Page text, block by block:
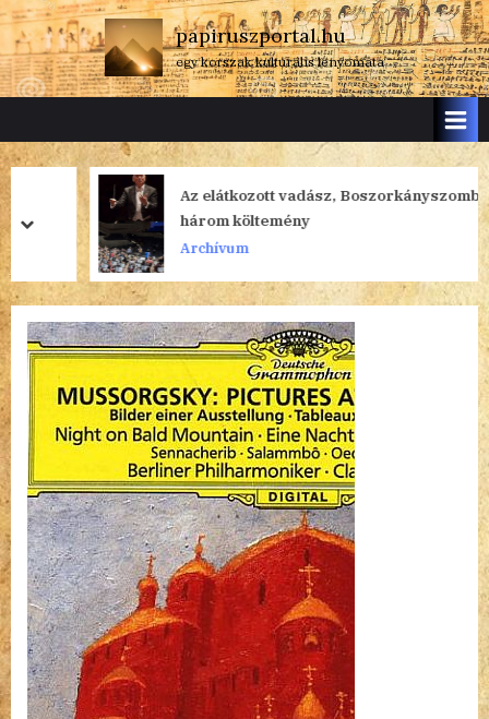
Skip
to
content
papiruszportal.hu
egy korszak kulturális lenyomata
Az elátkozott vadász, Boszorkányszombat,
három költemény
Archívum
prev
next